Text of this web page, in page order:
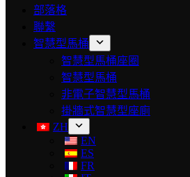
部落格
聯繫
智慧型馬桶
智慧型馬桶座圈
智慧型馬桶
非電子智慧型馬桶
掛牆式智慧型座廁
ZH
EN
ES
FR